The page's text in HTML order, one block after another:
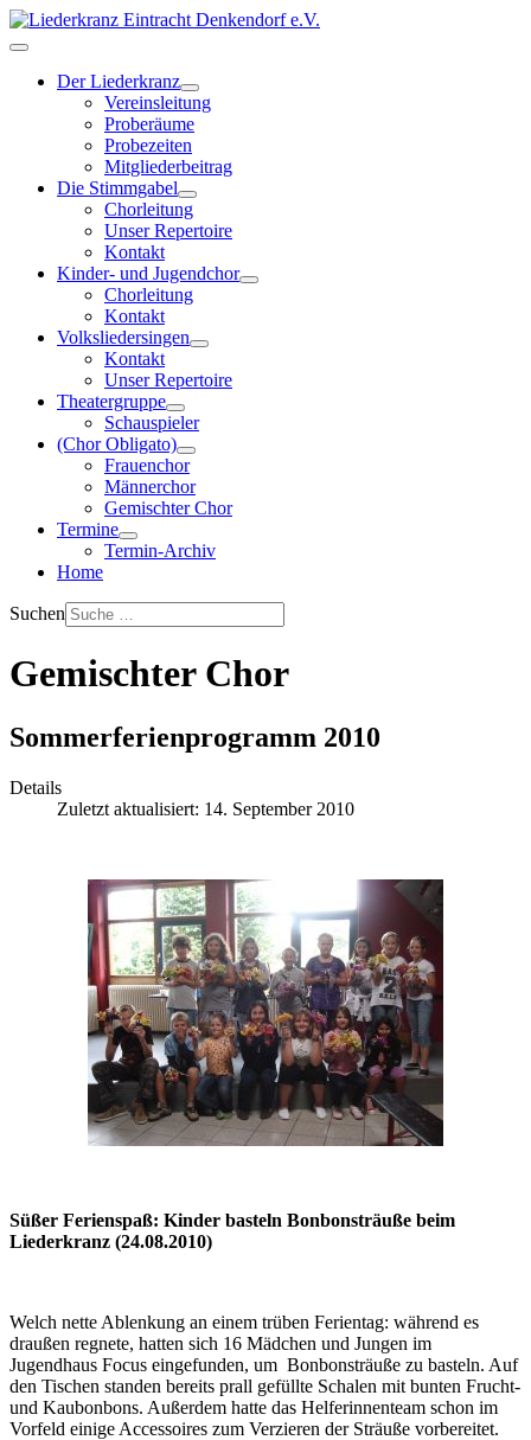
Der Liederkranz
Vereinsleitung
Proberäume
Probezeiten
Mitgliederbeitrag
Die Stimmgabel
Chorleitung
Unser Repertoire
Kontakt
Kinder- und Jugendchor
Chorleitung
Kontakt
Volksliedersingen
Kontakt
Unser Repertoire
Theatergruppe
Schauspieler
(Chor Obligato)
Frauenchor
Männerchor
Gemischter Chor
Termine
Termin-Archiv
Home
Suchen
Gemischter Chor
Sommerferienprogramm 2010
Details
Zuletzt aktualisiert: 14. September 2010
Süßer Ferienspaß: Kinder basteln Bonbonsträuße beim
Liederkranz (24.08.2010)
Welch nette Ablenkung an einem trüben Ferientag: während es
draußen regnete, hatten sich 16 Mädchen und Jungen im
Jugendhaus Focus eingefunden, um Bonbonsträuße zu basteln. Auf
den Tischen standen bereits prall gefüllte Schalen mit bunten Frucht-
und Kaubonbons. Außerdem hatte das Helferinnenteam schon im
Vorfeld einige Accessoires zum Verzieren der Sträuße vorbereitet.